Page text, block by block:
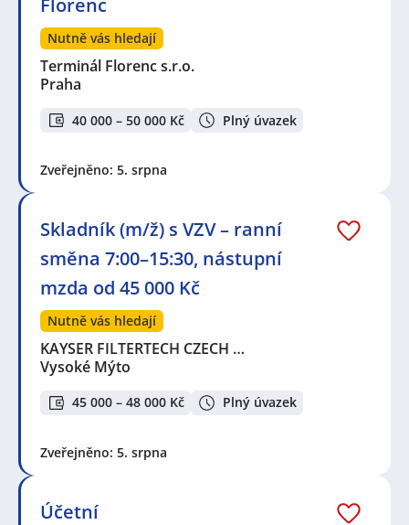
Florenc
Nutně vás hledají
Terminál Florenc s.r.o.
Praha
40 000 – 50 000 Kč Plný úvazek
Zveřejněno: 5. srpna
Skladník (m/ž) s VZV – ranní
směna 7:00–15:30, nástupní
mzda od 45 000 Kč
Nutně vás hledají
KAYSER FILTERTECH CZECH …
Vysoké Mýto
45 000 – 48 000 Kč Plný úvazek
Zveřejněno: 5. srpna
Účetní